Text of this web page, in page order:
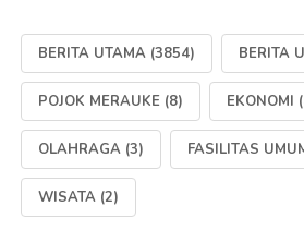
BERITA UTAMA (3854) BERITA
POJOK MERAUKE (8) EKONOMI
OLAHRAGA (3) FASILITAS
WISATA (2)